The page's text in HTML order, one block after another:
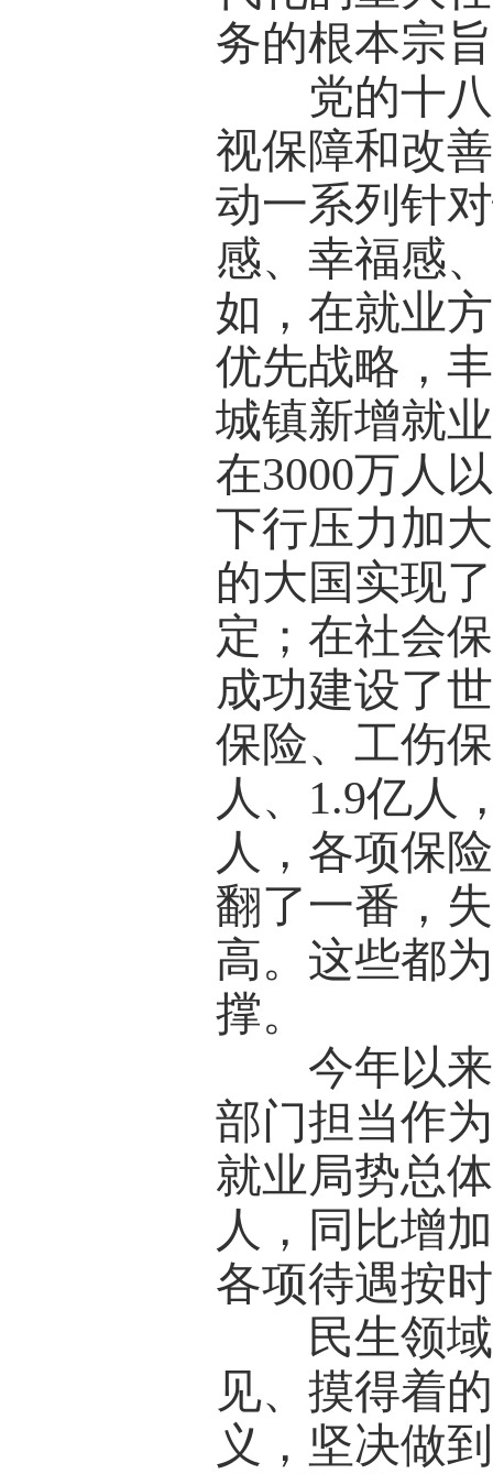
务的根本宗
党的十八
视保障和改
动一系列针
感、幸福感
如，在就业
优先战略，
城镇新增就
在3000万人
下行压力加
的大国实现
定；在社会
成功建设了
保险、工伤
人、1.9亿人
人，各项保
翻了一番，
高。这些都
撑。
今年以来
部门担当作
就业局势总
人，同比增
各项待遇按
民生领域
见、摸得着
义，坚决做